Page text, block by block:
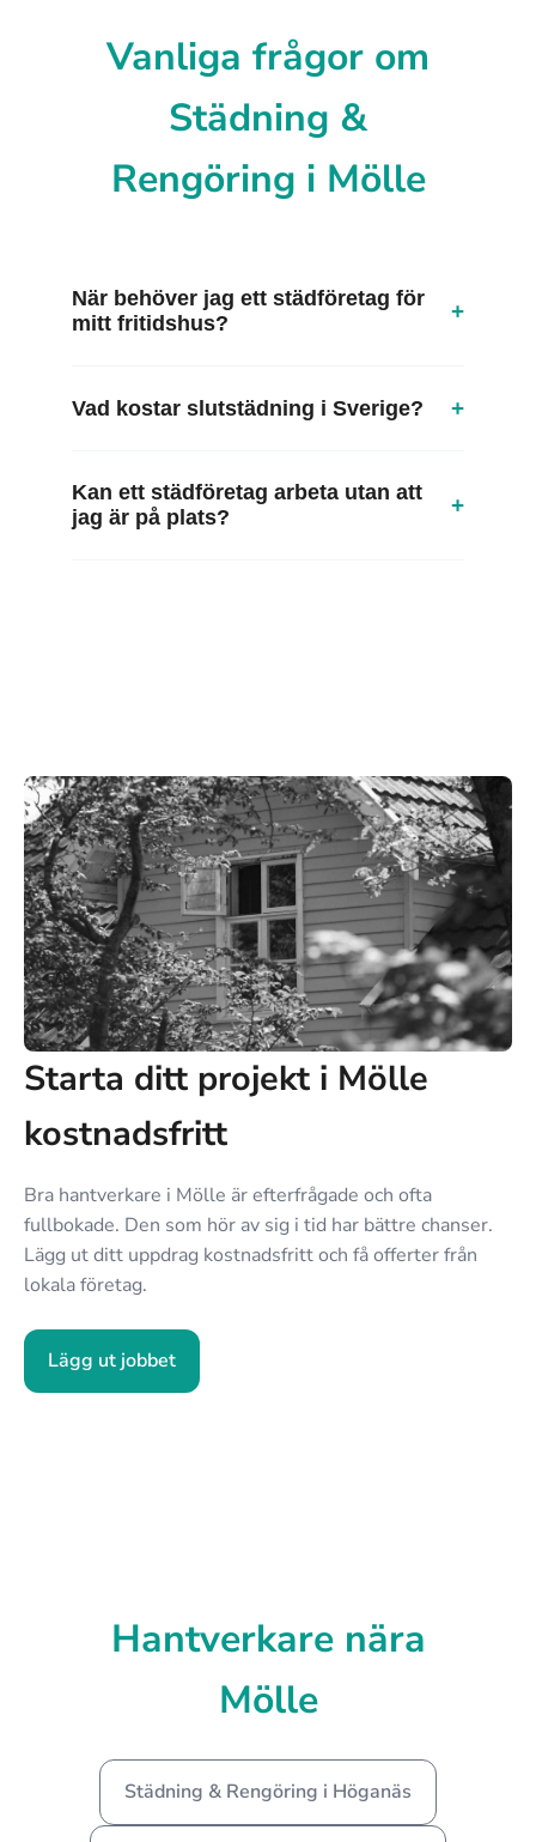
Vanliga frågor om
Städning &
Rengöring i Mölle
När behöver jag ett städföretag för
mitt fritidshus?
+
Vad kostar slutstädning i Sverige? +
Kan ett städföretag arbeta utan att
jag är på plats?
+
Starta ditt projekt i Mölle
kostnadsfritt
Bra hantverkare i Mölle är efterfrågade och ofta
fullbokade. Den som hör av sig i tid har bättre chanser.
Lägg ut ditt uppdrag kostnadsfritt och få offerter från
lokala företag.
Lägg ut jobbet
Hantverkare nära
Mölle
Städning & Rengöring i Höganäs